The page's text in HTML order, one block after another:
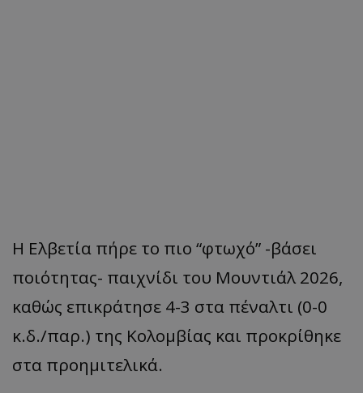
Η Ελβετία πήρε το πιο “φτωχό” -βάσει
ποιότητας- παιχνίδι του Μουντιάλ 2026,
καθώς επικράτησε 4-3 στα πέναλτι (0-0
κ.δ./παρ.) της Κολομβίας και προκρίθηκε
στα προημιτελικά.